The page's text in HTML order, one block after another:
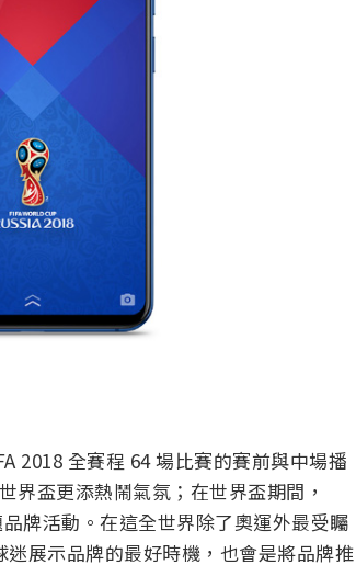
2018 全賽程 64 場比賽的賽前與中場播
界盃更添熱鬧氣氛；在世界盃期間，
牌活動。在這全世界除了奧運外最受矚
展示品牌的最好時機，也會是將品牌推